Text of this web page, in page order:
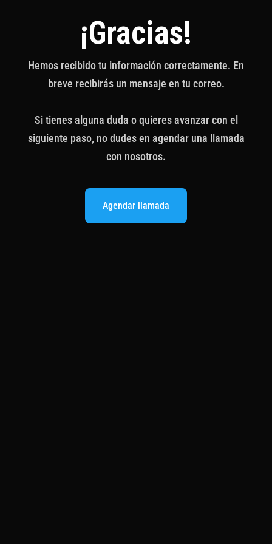
¡Gracias!
Hemos recibido tu información correctamente. En
breve recibirás un mensaje en tu correo.
Si tienes alguna duda o quieres avanzar con el
siguiente paso, no dudes en agendar una llamada
con nosotros.
Agendar llamada